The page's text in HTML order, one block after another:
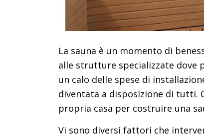
La sauna è un momento di
alle strutture specializzate dove
un calo delle spese di
diventata a disposizione di tutti.
propria casa per costruire una
Vi sono diversi fattori che